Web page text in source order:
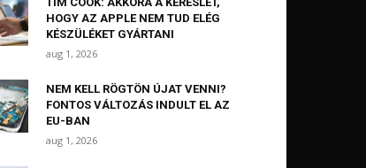
HOGY AZ APPLE NEM TUD ELÉG
KÉSZÜLÉKET GYÁRTANI
aug 1, 2026
NEM KELL RÖGTÖN ÚJAT VENNI?
FONTOS VÁLTOZÁS INDULT EL AZ
EU-BAN
aug 1, 2026